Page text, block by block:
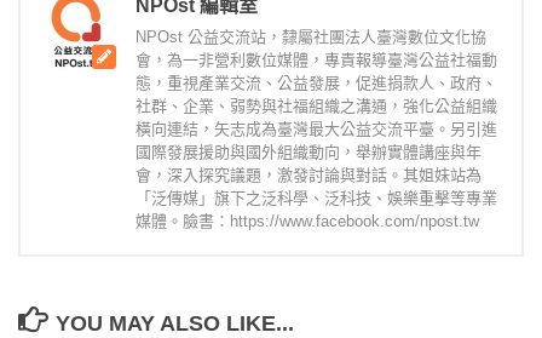
NPOst 編輯室
NPOst 公益交流站，隸屬社團法人臺灣數位文化協
會，為一非營利數位媒體，專責報導臺灣公益社福動
態，重視產業交流、公益發展，促進捐款人、政府、
社群、企業、弱勢與社福組織之溝通，強化公益組織
橫向連結，矢志成為臺灣最大公益交流平臺。另引進
國際發展援助與國外組織動向，舉辦實體講座與年
會，深入探究議題，激發討論與對話。其姐妹站為
「泛傳媒」旗下之泛科學、泛科技、娛樂重擊等專業
媒體。臉書：https://www.facebook.com/npost.tw
YOU MAY ALSO LIKE...